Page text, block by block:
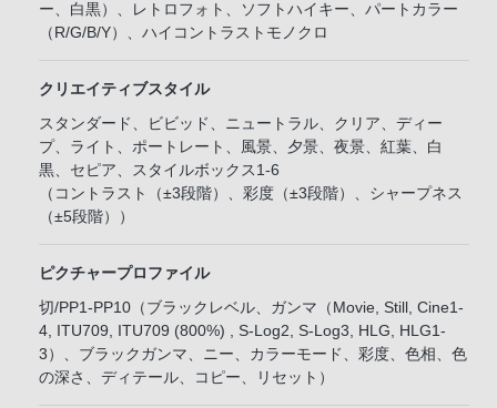
ー、白黒）、レトロフォト、ソフトハイキー、パートカラー
（R/G/B/Y）、ハイコントラストモノクロ
クリエイティブスタイル
スタンダード、ビビッド、ニュートラル、クリア、ディー
プ、ライト、ポートレート、風景、夕景、夜景、紅葉、白
黒、セピア、スタイルボックス1-6
（コントラスト（±3段階）、彩度（±3段階）、シャープネス
（±5段階））
ピクチャープロファイル
切/PP1-PP10（ブラックレベル、ガンマ（Movie, Still, Cine1-
4, ITU709, ITU709 (800%) , S-Log2, S-Log3, HLG, HLG1-
3）、ブラックガンマ、ニー、カラーモード、彩度、色相、色
の深さ、ディテール、コピー、リセット）